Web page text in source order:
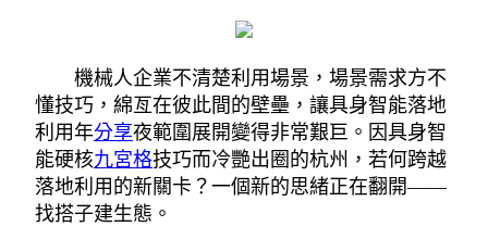
機械人企業不清楚利用場景，場景需求方不
懂技巧，綿亙在彼此間的壁壘，讓具身智能落地
利用年分享夜範圍展開變得非常艱巨。因具身智
能硬核九宮格技巧而冷艷出圈的杭州，若何跨越
落地利用的新關卡？一個新的思緒正在翻開——
找搭子建生態。